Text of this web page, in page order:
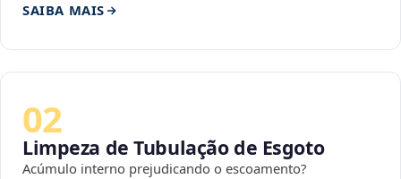
SAIBA MAIS
02
Limpeza de Tubulação de Esgoto
Acúmulo interno prejudicando o escoamento?